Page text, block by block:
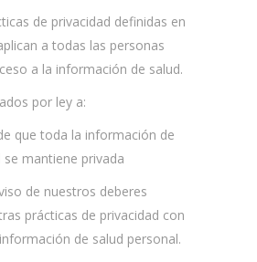
de privacidad definidas en
a todas las personas
a la información de salud.
por ley a:
que toda la información de
se mantiene privada
de nuestros deberes
prácticas de privacidad con
de salud personal.